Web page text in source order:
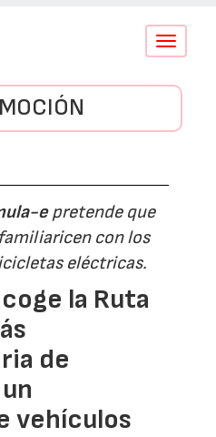
Conmutar
epretende que
con los
eléctricas.
la Ruta
de
vehículos